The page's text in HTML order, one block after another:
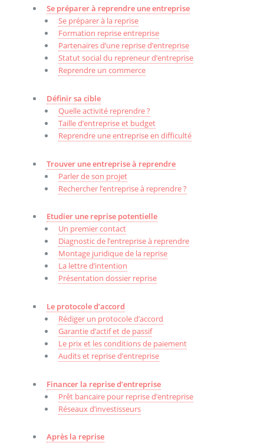
Se préparer à reprendre une entreprise
Se préparer à la reprise
Formation reprise entreprise
Partenaires d’une reprise d’entreprise
Statut social du repreneur d’entreprise
Reprendre un commerce
Définir sa cible
Quelle activité reprendre ?
Taille d’entreprise et budget
Reprendre une entreprise en difficulté
Trouver une entreprise à reprendre
Parler de son projet
Rechercher l’entreprise à reprendre ?
Etudier une reprise potentielle
Un premier contact
Diagnostic de l’entreprise à reprendre
Montage juridique de la reprise
La lettre d’intention
Présentation dossier reprise
Le protocole d’accord
Rédiger un protocole d’accord
Garantie d’actif et de passif
Le prix et les conditions de paiement
Audits et reprise d’entreprise
Financer la reprise d’entreprise
Prêt bancaire pour reprise d’entreprise
Réseaux d’investisseurs
Après la reprise